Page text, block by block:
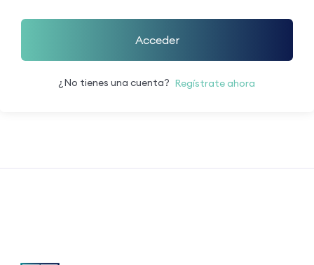
Acceder
¿No tienes una cuenta? Regístrate ahora